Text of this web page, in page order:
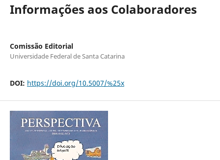
Informações aos Colaboradores
Comissão Editorial
Universidade Federal de Santa Catarina
DOI: https://doi.org/10.5007/%25x